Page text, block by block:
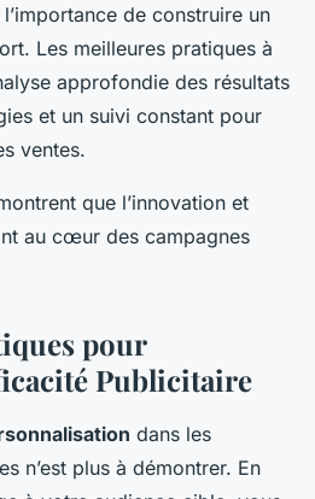
de construire un
Les meilleures pratiques à
approfondie des résultats
et un suivi constant pour
ventes.
que l’innovation et
au cœur des campagnes
pour
Publicitaire
dans les
n’est plus à démontrer. En